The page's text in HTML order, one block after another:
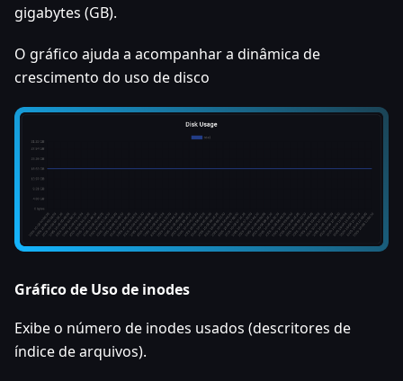
gigabytes (GB).
O gráfico ajuda a acompanhar a dinâmica de
crescimento do uso de disco
Gráfico de Uso de inodes
Exibe o número de inodes usados (descritores de
índice de arquivos).